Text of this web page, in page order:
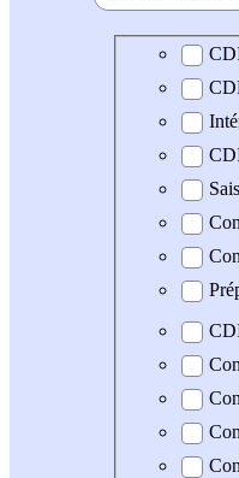
Type de